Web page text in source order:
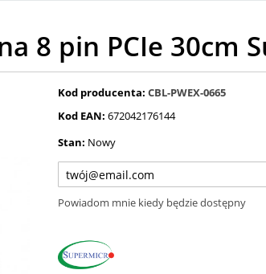
8 pin PCIe 30cm
Kod producenta: CBL-PWEX-0665
Kod EAN: 672042176144
Stan: Nowy
Powiadom mnie kiedy będzie dostępny